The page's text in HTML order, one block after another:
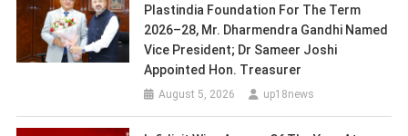
Plastindia Foundation For The Term
2026–28, Mr. Dharmendra Gandhi Named
Vice President; Dr Sameer Joshi
Appointed Hon. Treasurer
August 5, 2026 up18news